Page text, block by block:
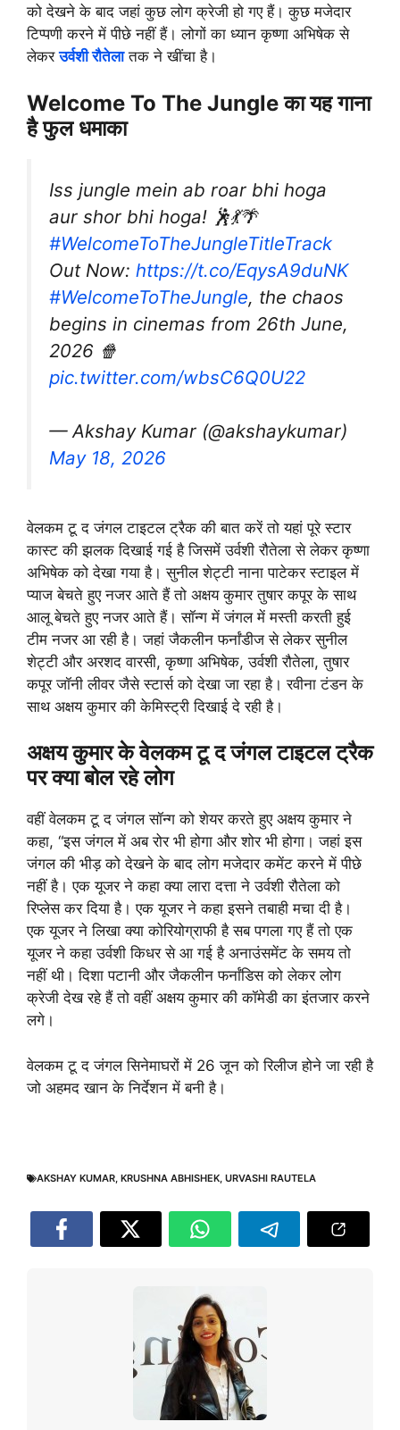
को देखने के बाद जहां कुछ लोग क्रेजी हो गए हैं। कुछ मजेदार
टिप्पणी करने में पीछे नहीं हैं। लोगों का ध्यान कृष्णा अभिषेक से
लेकरउर्वशी रौतेलातक ने खींचा है।
Welcome To The Jungle का यह गाना
है फुल धमाका
Iss jungle mein ab roar bhi hoga
aur shor bhi hoga! 🕺💃🌴
#WelcomeToTheJungleTitleTrack
Out Now: https://t.co/EqysA9duNK
#WelcomeToTheJungle, the chaos
begins in cinemas from 26th June,
2026 🍿
pic.twitter.com/wbsC6Q0U22
— Akshay Kumar (@akshaykumar)
May 18, 2026
वेलकम टू द जंगल टाइटल ट्रैक की बात करें तो यहां पूरे स्टार
कास्ट की झलक दिखाई गई है जिसमें उर्वशी रौतेला से लेकर कृष्णा
अभिषेक को देखा गया है। सुनील शेट्टी नाना पाटेकर स्टाइल में
प्याज बेचते हुए नजर आते हैं तो अक्षय कुमार तुषार कपूर के साथ
आलू बेचते हुए नजर आते हैं। सॉन्ग में जंगल में मस्ती करती हुई
टीम नजर आ रही है। जहां जैकलीन फर्नांडीज से लेकर सुनील
शेट्टी और अरशद वारसी, कृष्णा अभिषेक, उर्वशी रौतेला, तुषार
कपूर जॉनी लीवर जैसे स्टार्स को देखा जा रहा है। रवीना टंडन के
साथ अक्षय कुमार की केमिस्ट्री दिखाई दे रही है।
अक्षय कुमार के वेलकम टू द जंगल टाइटल ट्रैक
पर क्या बोल रहे लोग
वहीं वेलकम टू द जंगल सॉन्ग को शेयर करते हुए अक्षय कुमार ने
कहा, “इस जंगल में अब रोर भी होगा और शोर भी होगा। जहां इस
जंगल की भीड़ को देखने के बाद लोग मजेदार कमेंट करने में पीछे
नहीं है। एक यूजर ने कहा क्या लारा दत्ता ने उर्वशी रौतेला को
रिप्लेस कर दिया है। एक यूजर ने कहा इसने तबाही मचा दी है।
एक यूजर ने लिखा क्या कोरियोग्राफी है सब पगला गए हैं तो एक
यूजर ने कहा उर्वशी किधर से आ गई है अनाउंसमेंट के समय तो
नहीं थी। दिशा पटानी और जैकलीन फर्नांडिस को लेकर लोग
क्रेजी देख रहे हैं तो वहीं अक्षय कुमार की कॉमेडी का इंतजार करने
लगे।
वेलकम टू द जंगल सिनेमाघरों में 26 जून को रिलीज होने जा रही है
जो अहमद खान के निर्देशन में बनी है।
AKSHAY KUMAR, KRUSHNA ABHISHEK, URVASHI RAUTELA